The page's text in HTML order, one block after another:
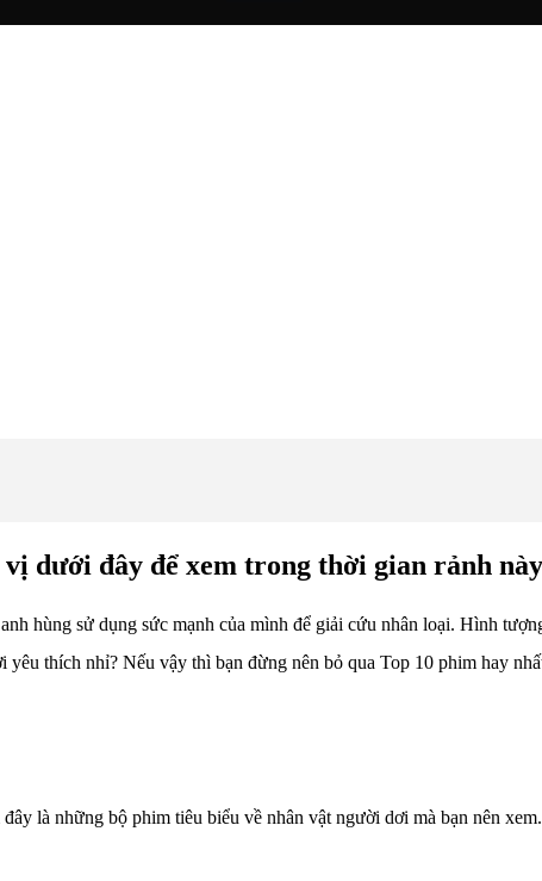
dưới đây để xem trong thời gian rảnh
hùng sử dụng sức mạnh của mình để giải cứu nhân loại. Hình
yêu thích nhỉ? Nếu vậy thì bạn đừng nên bỏ qua Top 10 phim hay
là những bộ phim tiêu biểu về nhân vật người dơi mà bạn nên